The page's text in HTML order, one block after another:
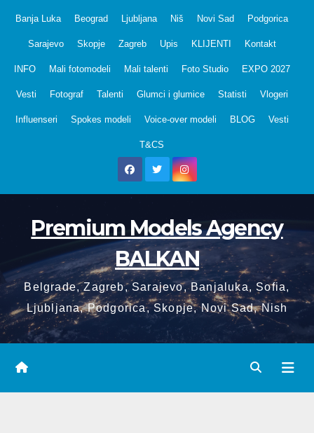
Banja Luka Beograd Ljubljana Niš Novi Sad Podgorica
Sarajevo Skopje Zagreb Upis KLIJENTI Kontakt
INFO Mali fotomodeli Mali talenti Foto Studio EXPO 2027
Vesti Fotograf Talenti Glumci i glumice Statisti Vlogeri
Influenseri Spokes modeli Voice-over modeli BLOG Vesti
T&CS
Premium Models Agency
BALKAN
Belgrade, Zagreb, Sarajevo, Banjaluka, Sofia,
Ljubljana, Podgorica, Skopje, Novi Sad, Nish